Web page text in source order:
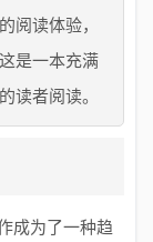
阅读体验，
是一本充满
读者阅读。
成为了一种趋